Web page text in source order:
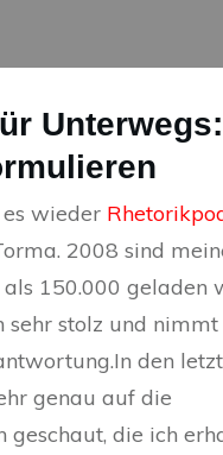
Unterwegs:
wieder
2008 sind
150.000 geladen
sehr stolz und
den
genau auf die
geschaut, die ich